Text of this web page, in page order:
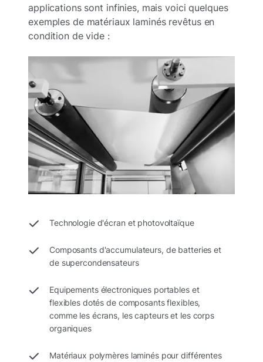
applications sont infinies, mais voici quelques
exemples de matériaux laminés revêtus en
condition de vide :
Technologie d'écran et photovoltaïque
Composants d'accumulateurs, de batteries et
de supercondensateurs
Equipements électroniques portables et
flexibles dotés de composants flexibles,
comme les écrans, les capteurs et les corps
organiques
Matériaux polymères laminés pour différentes